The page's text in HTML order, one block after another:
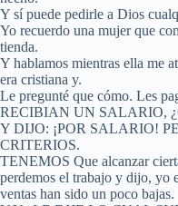
Y sí puede pedirle a Dios
Yo recuerdo una mujer que
tienda.
Y hablamos mientras ella me
era cristiana y.
Le pregunté que cómo. Les
RECIBIAN UN SALARIO,
Y DIJO: ¡POR SALARIO!
CRITERIOS.
TENEMOS Que alcanzar
perdemos el trabajo y dijo, yo
ventas han sido un poco bajas.